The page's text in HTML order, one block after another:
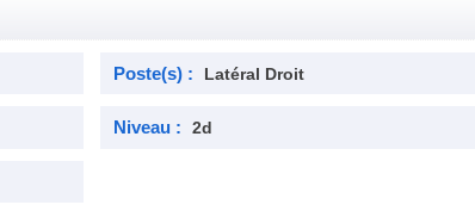
Poste(s) : Latéral Droit
Niveau : 2d